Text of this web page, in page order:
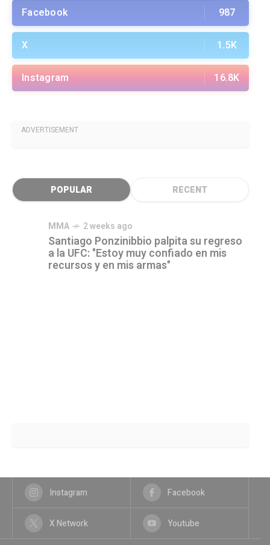
Facebook 987
X 1.5K
Instagram 16.8K
ADVERTISEMENT
POPULAR RECENT
MMA 2 weeks ago
Santiago Ponzinibbio palpita su regreso
a la UFC: "Estoy muy confiado en mis
recursos y en mis armas"
Instagram Facebook
X Network Youtube